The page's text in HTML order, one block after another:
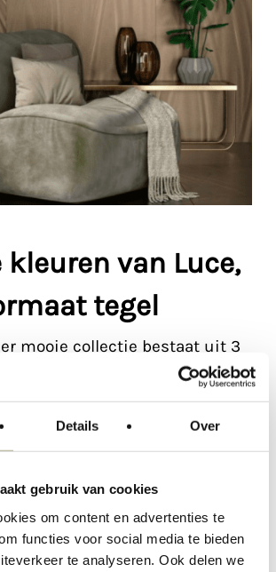
Details Over
gebruik van cookies
om content en advertenties te
functies voor social media te bieden
te analyseren. Ook delen we
kleuren van Luce,
tegel
mooie collectie bestaat uit 3